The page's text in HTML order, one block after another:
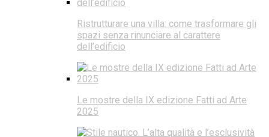
Ristrutturare una villa: come trasformare gli
spazi senza rinunciare al carattere
dell’edificio
Le mostre della IX edizione Fatti ad Arte
2025